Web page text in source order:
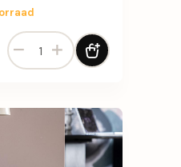
Bijzettafel Aron zwart 60x60